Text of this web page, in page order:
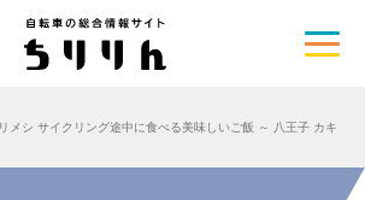
メシ サイクリング途中に食べる美味しいご飯 ～ 八王子 カキ